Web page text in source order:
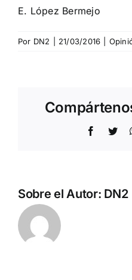
E. López Bermejo
Por DN2 21/03/2016
Sobre el Autor: DN2